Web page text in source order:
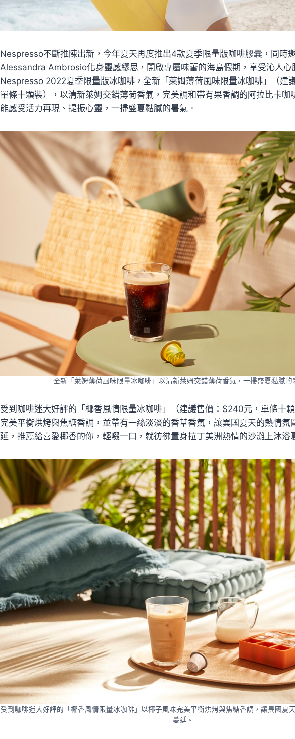
Nespresso不斷推陳出新，今年夏天再度推出4款夏季限量版咖啡膠囊，同時
Alessandra Ambrosio化身靈感繆思，開啟專屬味蕾的海島假期，享受沁人心
Nespresso 2022夏季限量版冰咖啡，全新「萊姆薄荷風味限量冰咖啡」（建
單條十顆裝），以清新萊姆交錯薄荷香氣，完美調和帶有果香調的阿拉比卡咖
能感受活力再現、提振心靈，一掃盛夏黏膩的暑氣。
全新「萊姆薄荷風味限量冰咖啡」以清新萊姆交錯薄荷香氣，一掃盛夏黏膩的
受到咖啡迷大好評的「椰香風情限量冰咖啡」（建議售價：$240元，單條十
完美平衡烘烤與焦糖香調，並帶有一絲淡淡的香草香氣，讓異國夏天的熱情氛
延，推薦給喜愛椰香的你，輕啜一口，就彷彿置身拉丁美洲熱情的沙灘上沐浴
受到咖啡迷大好評的「椰香風情限量冰咖啡」以椰子風味完美平衡烘烤與焦糖香調，讓異國夏
蔓延。